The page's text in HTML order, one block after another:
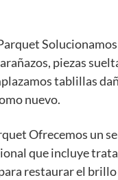
piezas
tablillas
nuevo.
Ofrecemos un
que incluye
restaurar el